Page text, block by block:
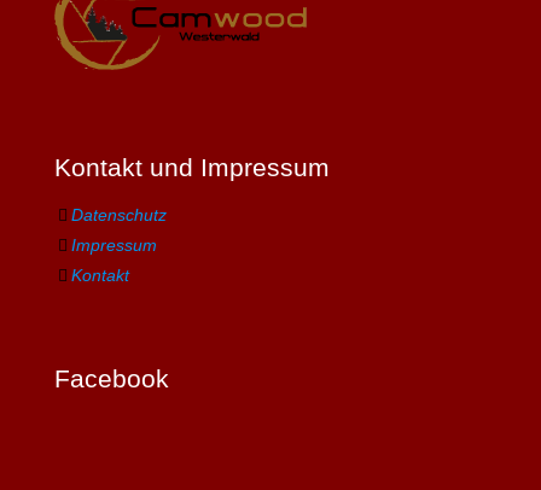
Kontakt und Impressum
Datenschutz
Impressum
Kontakt
Facebook